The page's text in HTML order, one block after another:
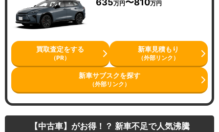
635万円〜810万円
買取査定をする
（PR）
新車見積もり
（外部リンク）
新車サブスクを探す
（外部リンク）
【中古車】がお得！？ 新車不足で人気沸騰